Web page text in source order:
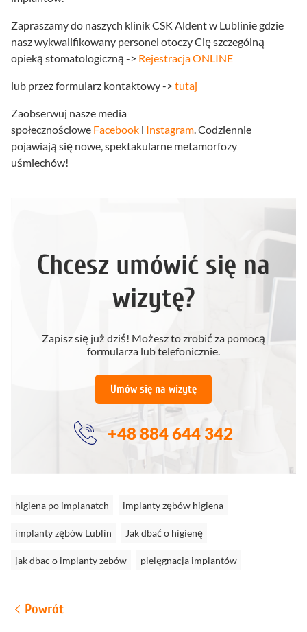
Zapraszamy do naszych klinik CSK Aldent w Lublinie gdzie
nasz wykwalifikowany personel otoczy Cię szczególną
opieką stomatologiczną -> Rejestracja ONLINE
lub przez formularz kontaktowy -> tutaj
Zaobserwuj nasze media
społecznościowe Facebook i Instagram. Codziennie
pojawiają się nowe, spektakularne metamorfozy
uśmiechów!
Chcesz umówić się na
wizytę?
Zapisz się już dziś! Możesz to zrobić za pomocą
formularza lub telefonicznie.
Umów się na wizytę
+48 884 644 342
higiena po implanatch implanty zębów higiena
implanty zębów Lublin Jak dbać o higienę
jak dbac o implanty zebów pielęgnacja implantów
Powrót